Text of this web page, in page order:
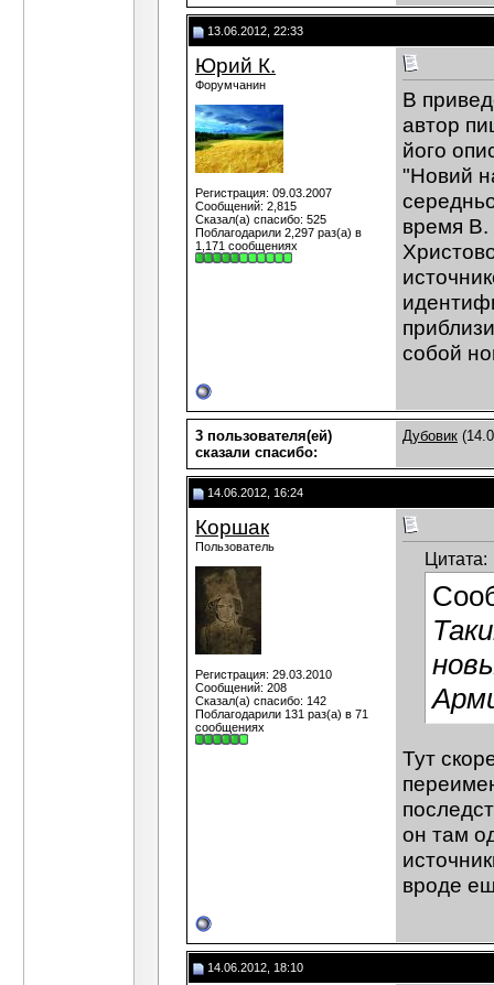
13.06.2012, 22:33
Юрий К.
Форумчанин
Регистрация: 09.03.2007
Сообщений: 2,815
Сказал(а) спасибо: 525
Поблагодарили 2,297 раз(а) в
1,171 сообщениях
В
автор
його
"Новий
время В.
собой
3 пользователя(ей)
сказали cпасибо:
Дубовик
14.06.2012, 16:24
Коршак
Пользователь
Регистрация: 29.03.2010
Сообщений: 208
Сказал(а) спасибо: 142
Поблагодарили 131 раз(а) в 71
сообщениях
Цитата:
Тут
он там
вроде
14.06.2012, 18:10